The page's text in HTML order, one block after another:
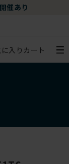
催あり
入り カート